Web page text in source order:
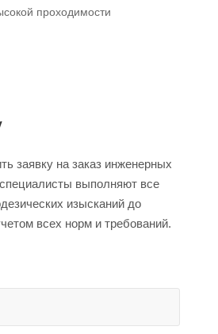
проходимости​
заявку на заказ инженерных
выполняют все
изысканий до
всех норм и требований.